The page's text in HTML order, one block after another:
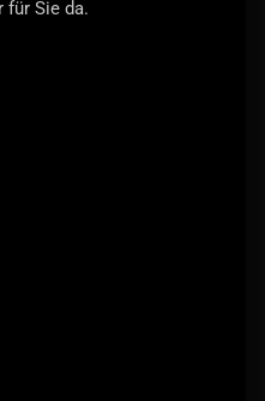
für Sie da.